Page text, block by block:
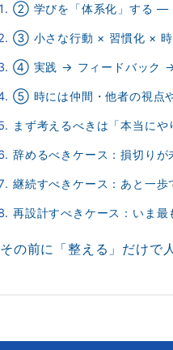
② 学びを「体系化」する ―
③ 小さな行動 × 習慣化 × 時
④ 実践 → フィードバック →
⑤ 時には仲間・他者の視点
まず考えるべきは「本当にや
辞めるべきケース：損切りが
継続すべきケース：あと一歩
再設計すべきケース：いま最
その前に「整える」だけで